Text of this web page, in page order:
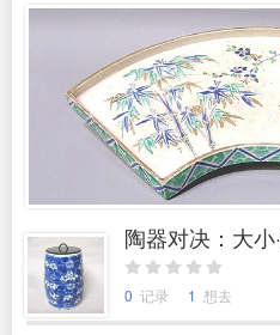
陶器对决：大小
0 记录 1 想去